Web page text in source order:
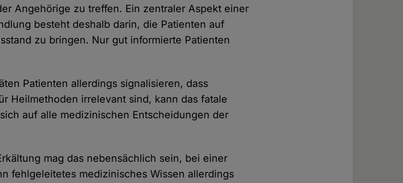
Angehörige zu treffen. Ein zentraler Aspekt einer
besteht deshalb darin, die Patienten auf
zu bringen. Nur gut informierte Patienten
Patienten allerdings signalisieren, dass
Heilmethoden irrelevant sind, kann das fatale
auf alle medizinischen Entscheidungen der
mag das nebensächlich sein, bei einer
fehlgeleitetes medizinisches Wissen allerdings